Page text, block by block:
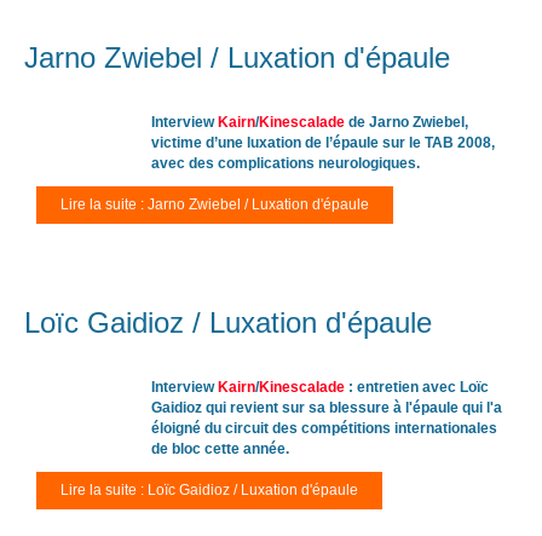
Jarno Zwiebel / Luxation d'épaule
Interview Kairn/Kinescalade de Jarno Zwiebel,
victime d’une luxation de l’épaule sur le TAB 2008,
avec des complications neurologiques.
Lire la suite : Jarno Zwiebel / Luxation d'épaule
Loïc Gaidioz / Luxation d'épaule
Interview Kairn/Kinescalade : entretien avec Loïc
Gaidioz qui revient sur sa blessure à l'épaule qui l'a
éloigné du circuit des compétitions internationales
de bloc cette année.
Lire la suite : Loïc Gaidioz / Luxation d'épaule